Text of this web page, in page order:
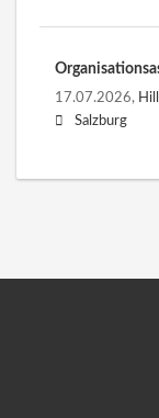
17.07.2026,
Salzburg